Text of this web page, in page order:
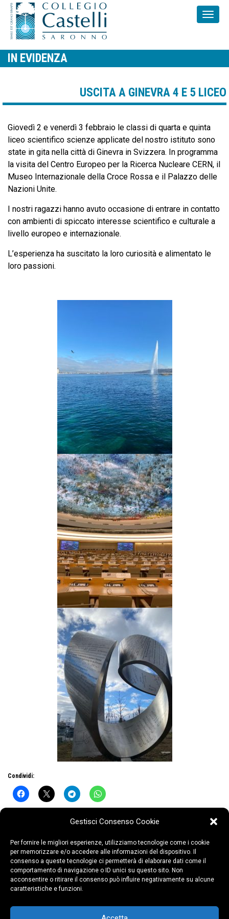
Gestisci Consenso Cookie
Per fornire le migliori esperienze, utilizziamo tecnologie come i cookie
per memorizzare e/o accedere alle informazioni del dispositivo. Il
consenso a queste tecnologie ci permetterà di elaborare dati come il
comportamento di navigazione o ID unici su questo sito. Non
acconsentire o ritirare il consenso può influire negativamente su alcune
caratteristiche e funzioni.
IN EVIDENZA
USCITA A GINEVRA 4 E 5 LICEO
Giovedì 2 e venerdì 3 febbraio le classi di quarta e quinta
liceo scientifico scienze applicate del nostro istituto sono
state in gita nella città di Ginevra in Svizzera. In programma
la visita del Centro Europeo per la Ricerca Nucleare CERN, il
Museo Internazionale della Croce Rossa e il Palazzo delle
Nazioni Unite.
I nostri ragazzi hanno avuto occasione di entrare in contatto
con ambienti di spiccato interesse scientifico e culturale a
livello europeo e internazionale.
L’esperienza ha suscitato la loro curiosità e alimentato le
loro passioni.
Condividi:
21047 Saronno (VA)
Copyright ©2026 COLLEGIO CASTELLI –